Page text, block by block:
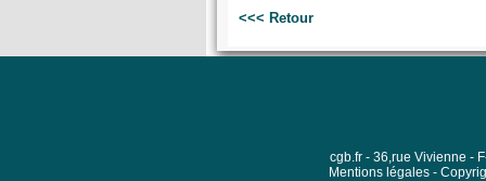
<<< Retour
cgb.fr - 36,rue Vivienne -
Mentions légales-